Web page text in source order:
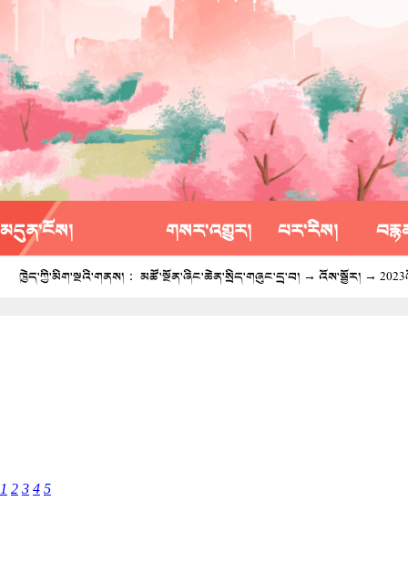
མདུན་ངོས། གསར་འགྱུར། པར་རིས།
ཁྱེད་ཀྱི་མིག་སྔའི་གནས།： མཚོ་སྔོན་ཞིང་ཆེན་སྲིད་གཞུང་དྲ་བ། → འོས་སྦྱོར། →
1 2 3 4 5